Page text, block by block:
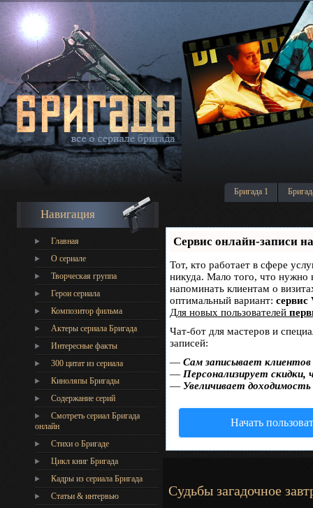
Бригада 1
Навигация
Главная
О сериале
Творческая группа
Герои сериала
Композитор фильма
Актеры сериала Бригада
Интересные факты
300 цитат из сериала
Киноляпы Бригады
Содержание серий
Смотреть сериал Бригада
онлайн
Стихи о Бригаде
Цикл книг Бригада
Кадры из сериала Бригада
Статьи & интервью
Сервис онлайн-записи
Тот, кто работает в сфере
никуда. Мало того, что нужно
напоминать клиентам о
оптимальный вариант: сервис
Для новых пользователей
Чат-бот для мастеров и
записей:
— Сам записывает
— Персонализирует скидки,
— Увеличивает
Начать
Судьбы загадочное